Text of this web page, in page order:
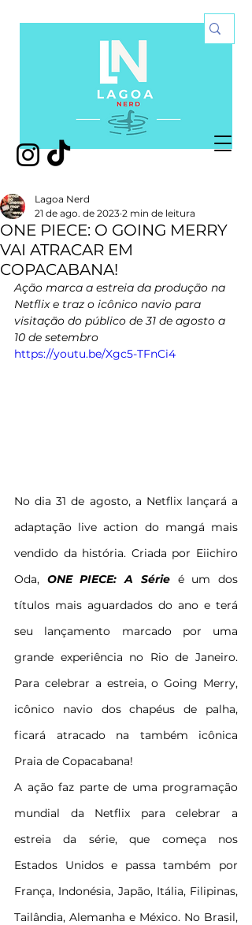
ONE PIECE: O GOING MERRY
VAI ATRACAR EM
COPACABANA!
Lagoa Nerd
21 de ago. de 2023 2 min de leitura
Ação marca a estreia da produção na
Netflix e traz o icônico navio para
visitação do público de 31 de agosto a
10 de setembro
https://youtu.be/Xgc5-TFnCi4
No dia 31 de agosto, a Netflix lançará a
adaptação live action do mangá mais
vendido da história. Criada por Eiichiro
Oda, ONE PIECE: A Série é um dos
títulos mais aguardados do ano e terá
seu lançamento marcado por uma
grande experiência no Rio de Janeiro.
Para celebrar a estreia, o Going Merry,
icônico navio dos chapéus de palha,
ficará atracado na também icônica
Praia de Copacabana!
A ação faz parte de uma programação
mundial da Netflix para celebrar a
estreia da série, que começa nos
Estados Unidos e passa também por
França, Indonésia, Japão, Itália, Filipinas,
Tailândia, Alemanha e México. No Brasil,